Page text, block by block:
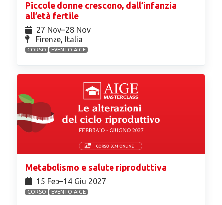
Piccole donne crescono, dall’infanzia
all’età fertile
27 Nov⁠–28 Nov
Firenze, Italia
CORSO EVENTO AIGE
Metabolismo e salute riproduttiva
15 Feb⁠–14 Giu 2027
CORSO EVENTO AIGE